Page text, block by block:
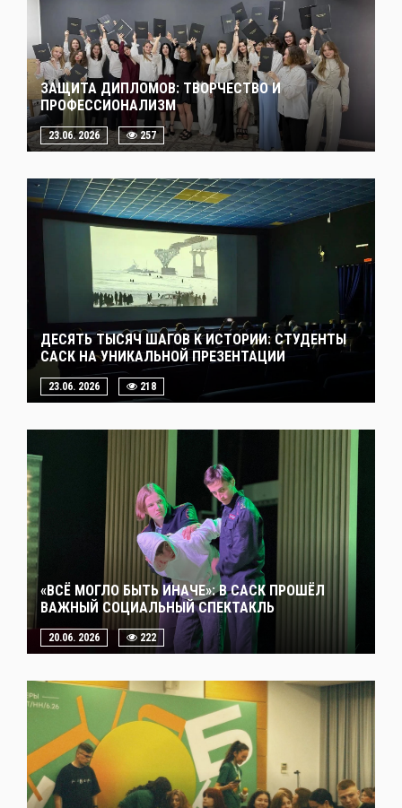
ЗАЩИТА ДИПЛОМОВ: ТВОРЧЕСТВО И
ПРОФЕССИОНАЛИЗМ
23.06. 2026 257
ДЕСЯТЬ ТЫСЯЧ ШАГОВ К ИСТОРИИ: СТУДЕНТЫ
САСК НА УНИКАЛЬНОЙ ПРЕЗЕНТАЦИИ
23.06. 2026 218
«ВСЁ МОГЛО БЫТЬ ИНАЧЕ»: В САСК ПРОШЁЛ
ВАЖНЫЙ СОЦИАЛЬНЫЙ СПЕКТАКЛЬ
20.06. 2026 222